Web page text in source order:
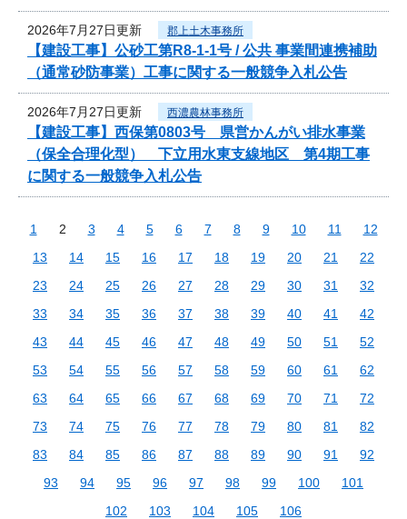
2026年7月27日更新 郡上土木事務所
【建設工事】公砂工第R8-1-1号 / 公共 事業間連携補助
（通常砂防事業）工事に関する一般競争入札公告
2026年7月27日更新 西濃農林事務所
【建設工事】西保第0803号 県営かんがい排水事業
（保全合理化型） 下立用水東支線地区 第4期工事
に関する一般競争入札公告
1 2 3 4 5 6 7 8 9 10 11
12
13
14 15 16 17 18 19 20 21
22
23
24 25 26 27 28 29 30 31
32
33
34 35 36 37 38 39 40 41
42
43
44 45 46 47 48 49 50 51
52
53
54 55 56 57 58 59 60 61
62
63
64 65 66 67 68 69 70 71
72
73
74 75 76 77 78 79 80 81
82
83
84 85 86 87 88 89 90 91
92
93
94 95 96 97 98 99 100
101
102
103 104 105 106